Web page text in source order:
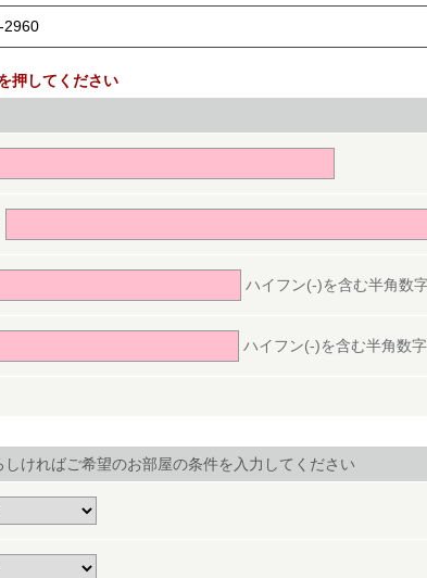
2960
押してください
ハイフン(-)を含む半角数
ハイフン(-)を含む半角数
ければご希望のお部屋の条件を入力してください